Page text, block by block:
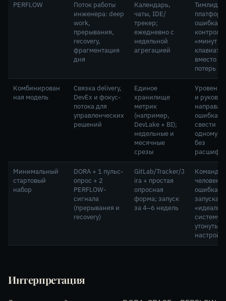
PERFLOW
Поток работы
инженера: deep
work,
прерывания,
recovery,
фрагментация
дня
Календарь,
чаты, IDE/
трекер;
ежедневно с
недельной
агрегацией
Тимлиды,
ошибка —
контроль
«минут за
вместо
потерь
Комбинирован
ная модель
Связка delivery,
DevEx и фокус-
потока для
управленческих
решений
Единое
хранилище
метрик
(например,
DevLake + BI);
недельные и
месячные
срезы
Уровень
и
ошибка —
свести
одному
без
Минимальный
стартовый
набор
DORA + 1 пульс-
опрос + 2
PERFLOW-
сигнала
(прерывания и
recovery)
GitLab/Tracker/J
ira + простая
опросная
форма; запуск
за 4–6 недель
Команды
человек;
ошибка —
систему и
утонуть в
Интерпретация